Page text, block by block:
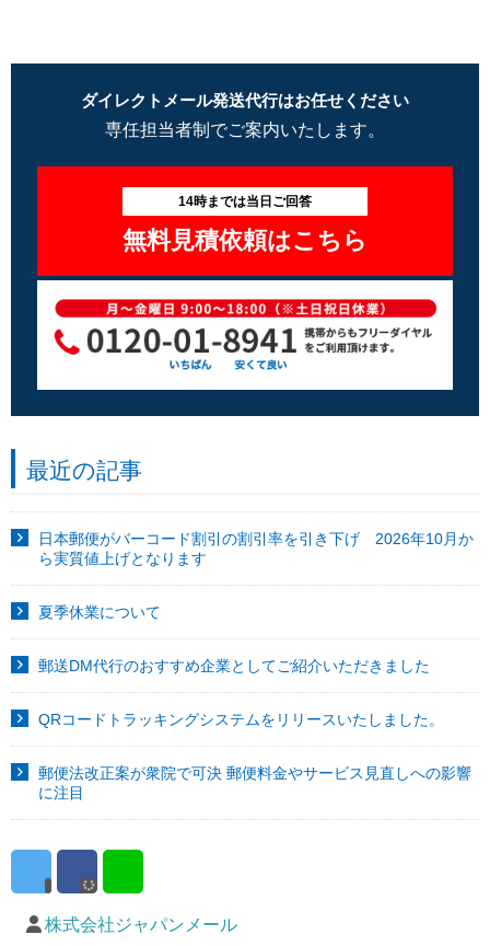
ダイレクトメール発送代行はお任せください
専任担当者制でご案内いたします。
14時までは当日ご回答
無料見積依頼はこちら
最近の記事
日本郵便がバーコード割引の割引率を引き下げ 2026年10月か
ら実質値上げとなります
夏季休業について
郵送DM代行のおすすめ企業としてご紹介いただきました
QRコードトラッキングシステムをリリースいたしました。
郵便法改正案が衆院で可決 郵便料金やサービス見直しへの影響
に注目
株式会社ジャパンメール